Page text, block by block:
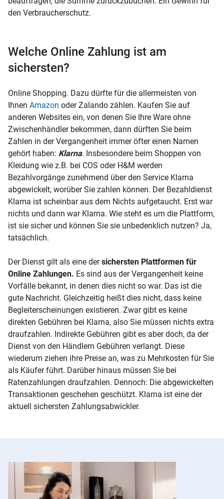
den Verbraucherschutz.
Welche Online Zahlung ist am
sichersten?
Online Shopping. Dazu dürfte für die allermeisten von
Ihnen Amazon oder Zalando zählen. Kaufen Sie auf
anderen Websites ein, von denen Sie Ihre Ware ohne
Zwischenhändler bekommen, dann dürften Sie beim
Zahlen in der Vergangenheit immer öfter einen Namen
gehört haben: Klarna. Insbesondere beim Shoppen von
Kleidung wie z.B. bei COS oder H&M werden
Bezahlvorgänge zunehmend über den Service Klarna
abgewickelt, worüber Sie zahlen können. Der Bezahldienst
Klarna ist scheinbar aus dem Nichts aufgetaucht. Erst war
nichts und dann war Klarna. Wie steht es um die Plattform,
ist sie sicher und können Sie sie unbedenklich nutzen? Ja,
tatsächlich.
Der Dienst gilt als eine dersichersten Plattformen für
Online Zahlungen. Es sind aus der Vergangenheit keine
Vorfälle bekannt, in denen dies nicht so war. Das ist die
gute Nachricht. Gleichzeitig heißt dies nicht, dass keine
Begleiterscheinungen existieren. Zwar gibt es keine
direkten Gebühren bei Klarna, also Sie müssen nichts extra
draufzahlen. Indirekte Gebühren gibt es aber doch, da der
Dienst von den Händlern Gebühren verlangt. Diese
wiederum ziehen ihre Preise an, was zu Mehrkosten für Sie
als Käufer führt. Darüber hinaus müssen Sie bei
Ratenzahlungen draufzahlen. Dennoch: Die abgewickelten
Transaktionen geschehen geschützt. Klarna ist eine der
aktuell sichersten Zahlungsabwickler.